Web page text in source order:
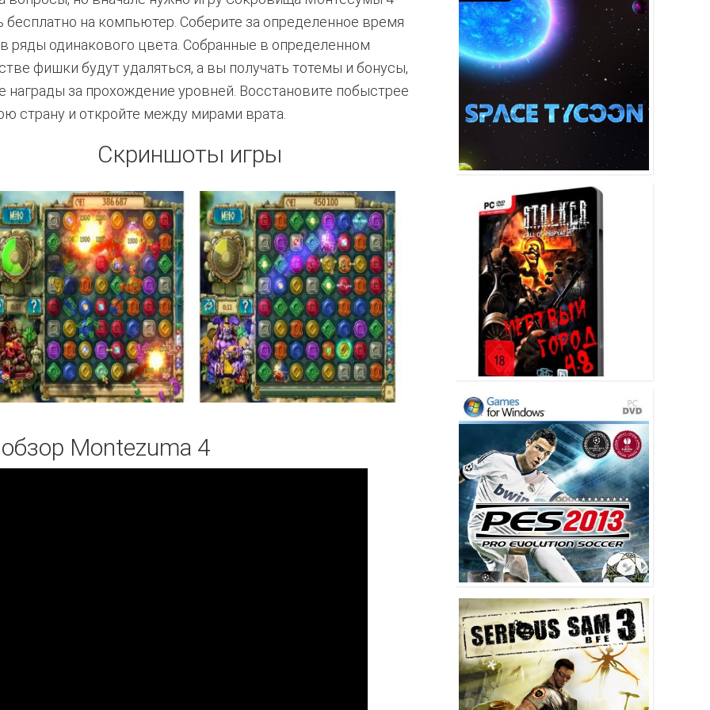
бесплатно на компьютер. Соберите за определенное время
ряды одинакового цвета. Собранные в определенном
фишки будут удаляться, а вы получать тотемы и бонусы,
за прохождение уровней. Восстановите побыстрее
страну и откройте между мирами врата.
Скриншоты игры
Montezuma 4